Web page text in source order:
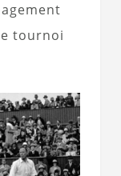
tournoi